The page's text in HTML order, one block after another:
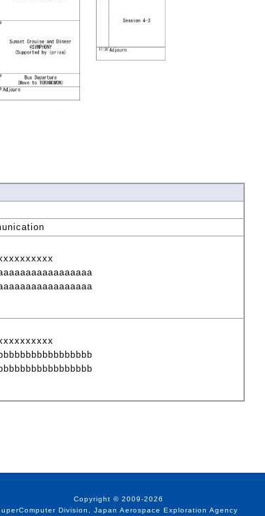
Copyright © 2009-2026
Division, Japan Aerospace Exploration Agency